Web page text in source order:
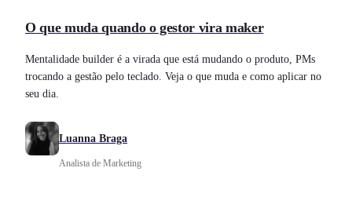
O que muda quando o gestor vira maker
Mentalidade builder é a virada que está mudando o produto, PMs
trocando a gestão pelo teclado. Veja o que muda e como aplicar no
seu dia.
Luanna Braga
Analista de Marketing